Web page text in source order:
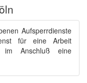
Aufsperrdienste
für eine Arbeit
im Anschluß eine